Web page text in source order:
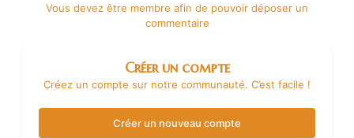
Vous devez être membre afin de pouvoir déposer un
commentaire
Créer un compte
Créez un compte sur notre communauté. C’est facile !
Créer un nouveau compte